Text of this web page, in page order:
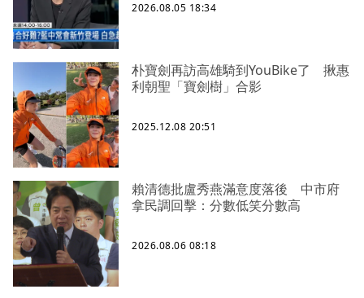
2026.08.05 18:34
朴寶劍再訪高雄騎到YouBike了 揪惠
利朝聖「寶劍樹」合影
2025.12.08 20:51
賴清德批盧秀燕滿意度落後 中市府
拿民調回擊：分數低笑分數高
2026.08.06 08:18